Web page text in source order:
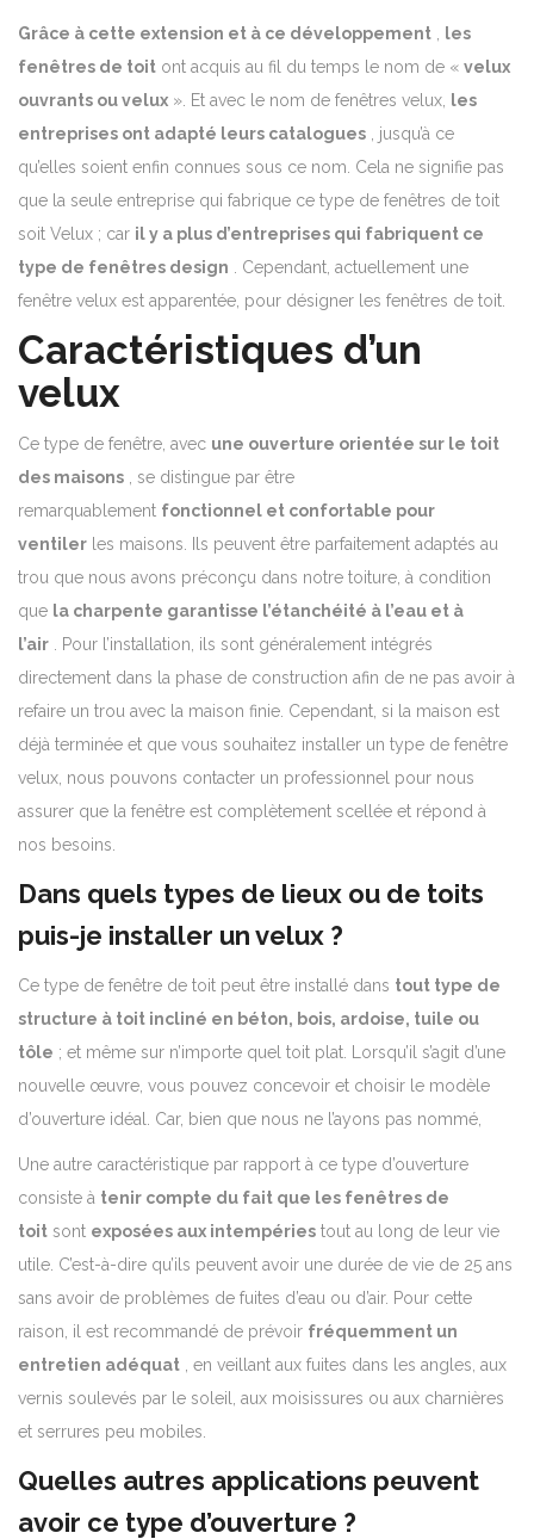
Grâce à cette extension et à ce développement
les
fenêtres de toit ont acquis au fil du temps le nom de « velux
ouvrants ou velux ». Et avec le nom de fenêtres velux, les
entreprises ont adapté leurs catalogues , jusqu’à ce
qu’elles soient enfin connues sous ce nom. Cela ne signifie pas
que la seule entreprise qui fabrique ce type de fenêtres de toit
soit Velux ; car il y a plus d’entreprises qui fabriquent ce
type de fenêtres design
Cependant, actuellement une
fenêtre velux est apparentée, pour désigner les fenêtres de toit.
Caractéristiques d’un
velux
Ce type de fenêtre, avec une ouverture orientée sur le toit
des maisons , se distingue par être
remarquablement fonctionnel et confortable pour
ventiler les maisons. Ils peuvent être parfaitement adaptés au
trou que nous avons préconçu dans notre toiture, à condition
que la charpente garantisse l’étanchéité à l’eau et à
l’air
Pour l’installation, ils sont généralement intégrés
directement dans la phase de construction afin de ne pas avoir à
refaire un trou avec la maison finie. Cependant, si la maison est
déjà terminée et que vous souhaitez installer un type de fenêtre
velux, nous pouvons contacter un professionnel pour nous
assurer que la fenêtre est complètement scellée et répond à
nos besoins.
Dans quels types de lieux ou de toits
puis-je installer un velux ?
Ce type de fenêtre de toit peut être installé dans tout type de
structure à toit incliné en béton, bois, ardoise, tuile ou
tôle ; et même sur n’importe quel toit plat. Lorsqu’il s’agit d’une
nouvelle œuvre, vous pouvez concevoir et choisir le modèle
d’ouverture idéal. Car, bien que nous ne l’ayons pas nommé,
Une autre caractéristique par rapport à ce type d’ouverture
consiste à tenir compte du fait que les fenêtres de
toit sont exposées aux intempéries tout au long de leur vie
utile. C’est-à-dire qu’ils peuvent avoir une durée de vie de 25 ans
sans avoir de problèmes de fuites d’eau ou d’air. Pour cette
raison, il est recommandé de prévoir fréquemment un
entretien adéquat , en veillant aux fuites dans les angles, aux
vernis soulevés par le soleil, aux moisissures ou aux charnières
et serrures peu mobiles.
Quelles autres applications peuvent
avoir ce type d’ouverture ?